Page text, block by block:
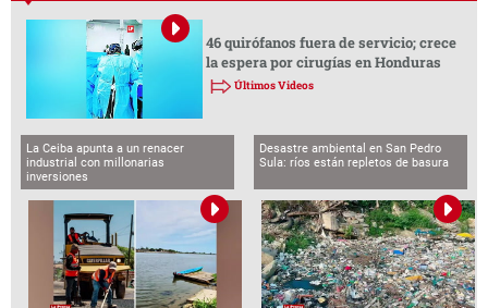
46 quirófanos fuera de servicio; crece
la espera por cirugías en Honduras
Últimos Videos
La Ceiba apunta a un renacer
industrial con millonarias
inversiones
Desastre ambiental en San Pedro
Sula: ríos están repletos de basura